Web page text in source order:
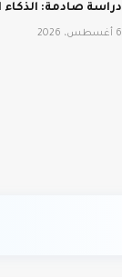
دراسة صادمة:
6 أغسطس، 2026